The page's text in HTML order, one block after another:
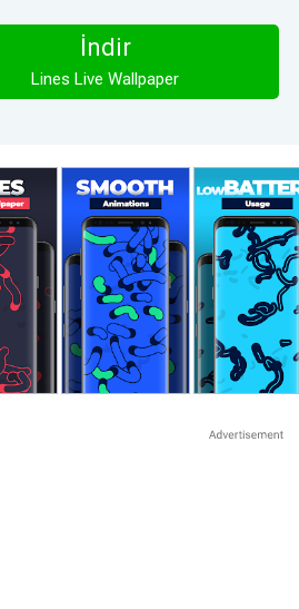
İndir
Lines Live Wallpaper